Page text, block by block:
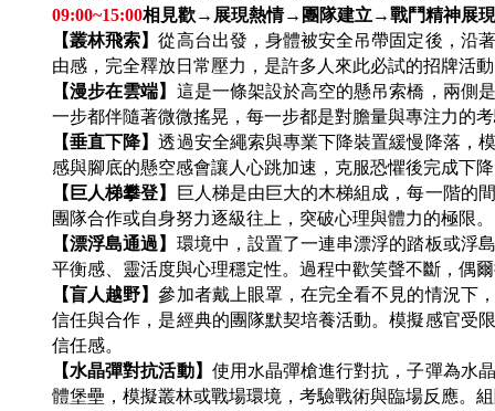
09:00~15:00相見歡→展現熱情→團隊建立→戰鬥精神展
【叢林飛索】從高台出發，身體被安全吊帶固定後，沿
由感，完全釋放日常壓力，是許多人來此必試的招牌活
【漫步在雲端】 這是一條架設於高空的懸吊索橋，兩側
一步都伴隨著微微搖晃，每一步都是對膽量與專注力的
【垂直下降】透過安全繩索與專業下降裝置緩慢降落，
感與腳底的懸空感會讓人心跳加速，克服恐懼後完成下
【巨人梯攀登】
巨人梯是由巨大的木梯組成，每一階的
團隊合作或自身努力逐級往上，突破心理與體力的極限。
【漂浮島通過】 環境中，設置了一連串漂浮的踏板或浮
平衡感、靈活度與心理穩定性。 過程中歡笑聲不斷，偶
【盲人越野】參加者戴上眼罩，在完全看不見的情況下
信任與合作，是經典的團隊默契培養活動。模擬感官受
信任感。
【水晶彈對抗活動】 使用水晶彈槍進行對抗，子彈為水
體堡壘，模擬叢林或戰場環境，考驗戰術與臨場反應。